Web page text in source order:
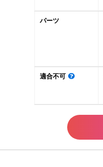
パーツ
適合不可